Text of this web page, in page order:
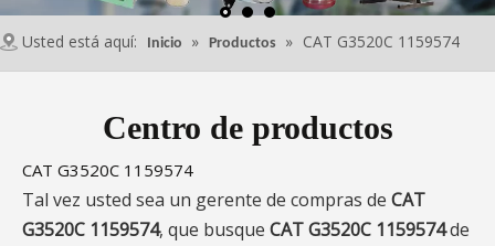
Usted está aquí: Inicio » Productos » CAT G3520C 1159574
Centro de productos
CAT G3520C 1159574
Tal vez usted sea un gerente de compras de CAT
G3520C 1159574, que busque CAT G3520C 1159574de